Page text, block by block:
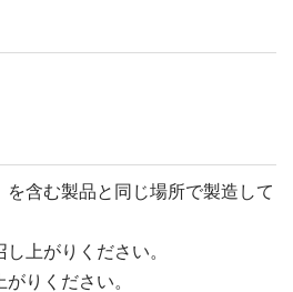
含む製品と同じ場所で製造して
上がりください。
りください。